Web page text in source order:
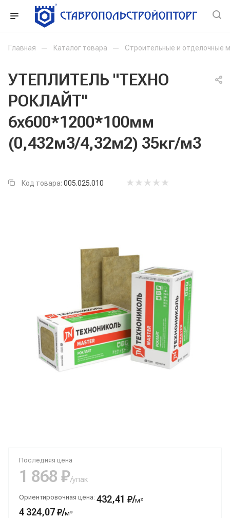
Главная — Каталог товара — Строительные и отделочные
УТЕПЛИТЕЛЬ "ТЕХНО
РОКЛАЙТ"
6х600*1200*100мм
(0,432м3/4,32м2) 35кг/м3
Код товара: 005.025.010
Последняя цена
1 868 ₽/упак
Ориентировочная цена: 432,41 ₽/м²
4 324,07 ₽/м³